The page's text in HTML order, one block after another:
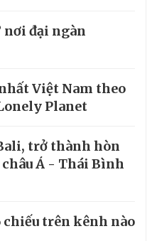
nơi đại ngàn
Việt Nam theo
Planet
trở thành hòn
Á - Thái Bình
chiếu trên kênh nào